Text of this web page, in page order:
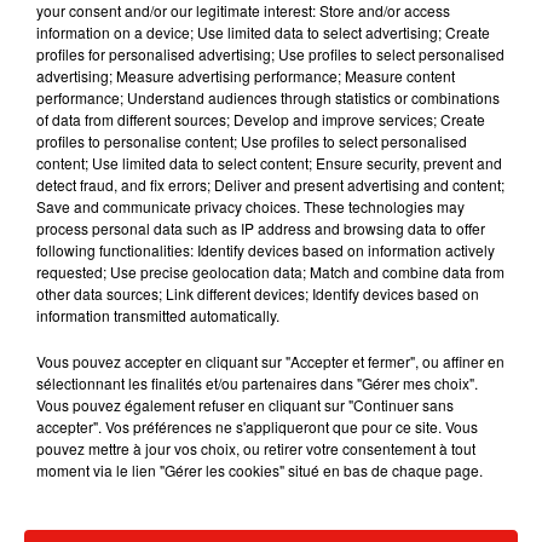
Musique
7 août 2026
Julien Lieb s’essaye à la vie de chatelain
dans son nouveau clip
7 août 2026
Madonna sort enfin le remix de « Love
Sensation » avec Kylie Minogue
Tayc et Didi B dévoilent le single le plus
your consent and/or our legitimate interest: Store and/or access
information on a device; Use limited data to select advertising; Create
profiles for personalised advertising; Use profiles to select personalised
advertising; Measure advertising performance; Measure content
performance; Understand audiences through statistics or combinations
of data from different sources; Develop and improve services; Create
profiles to personalise content; Use profiles to select personalised
content; Use limited data to select content; Ensure security, prevent and
detect fraud, and fix errors; Deliver and present advertising and content;
Save and communicate privacy choices. These technologies may
process personal data such as IP address and browsing data to offer
following functionalities: Identify devices based on information actively
requested; Use precise geolocation data; Match and combine data from
other data sources; Link different devices; Identify devices based on
information transmitted automatically.
Vous pouvez accepter en cliquant sur "Accepter et fermer", ou affiner en
sélectionnant les finalités et/ou partenaires dans "Gérer mes choix".
Vous pouvez également refuser en cliquant sur "Continuer sans
accepter". Vos préférences ne s'appliqueront que pour ce site. Vous
pouvez mettre à jour vos choix, ou retirer votre consentement à tout
moment via le lien "Gérer les cookies" situé en bas de chaque page.